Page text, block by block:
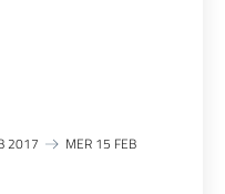
2017
MER 15 FEB